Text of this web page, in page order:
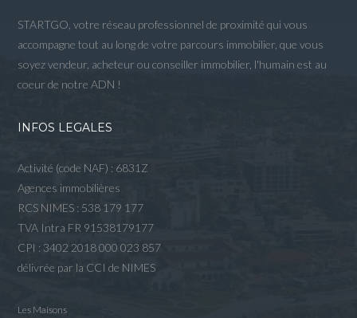
STARTGO, votre réseau professionnel de proximité qui vous
accompagne tout au long de votre parcours immobilier, que vous
soyez vendeur, acheteur ou conseiller immobilier, l'humain est au
coeur de notre ADN !
INFOS LEGALES
Activité (code NAF) : 6831Z
Agences immobilières
RCS NIMES : 538 179 177
TVA Intra FR 91538179177
CPI : 3402 2018 000 023 857
délivrée par la CCI de NIMES
Les Maisons